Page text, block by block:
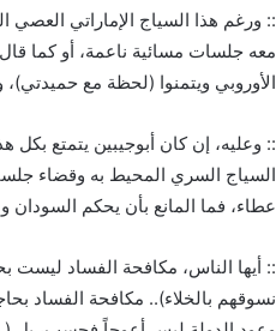
:: ورغم هذا السياج الإماراتي
معه جلسات مسائية ناعمة، أو كما
الأوروبي ويتمنوا (لحظة مع
:: وعليه، إن كان أبوجيبين يتمتع بكل
السياج السري المحيط به وقضاء
عطاء، فما المانع بأن يحكم السودان
:: أيها الناس، مكافحة الفساد ليست
نسوقهم بالخلاء).. مكافحة الفساد